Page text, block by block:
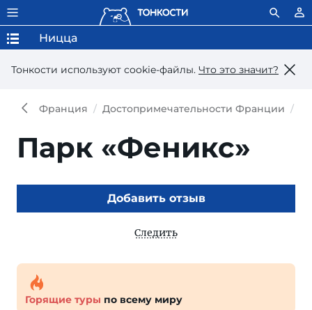
Тонкости используют сookie-файлы. Что это значит?
Ницца
Франция Достопримечательности Франции
Парк «Феникс»
Добавить отзыв
Следить
Горящие туры по всему миру